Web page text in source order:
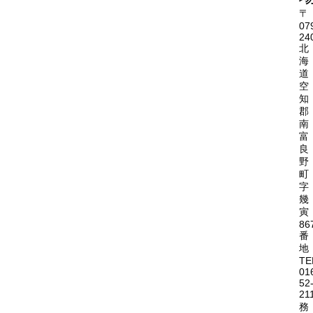
〒
北
海
道
空
知
郡
南
富
良
野
町
字
幾
寅
番
地
52-
務